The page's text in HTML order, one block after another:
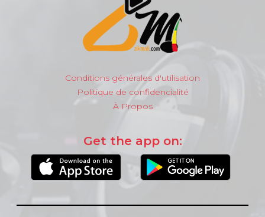
Conditions générales d'utilisation
Politique de confidencialité
À Propos
Get the app on: